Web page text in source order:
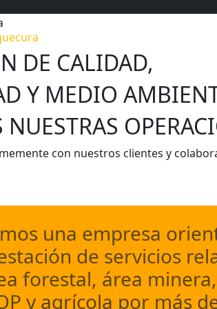
DE CALIDAD,
Y MEDIO
NUESTRAS
con nuestros clientes y
una empresa
de servicios
forestal, área
y agrícola por más